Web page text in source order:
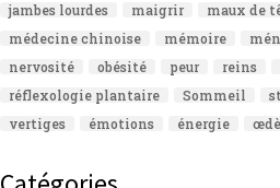
jambes lourdes
maigrir maux de
médecine chinoise
mémoire
nervosité
obésité peur reins
réflexologie plantaire
Sommeil
vertiges
émotions énergie